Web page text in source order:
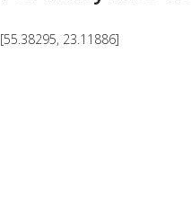
[55.38295, 23.11886]